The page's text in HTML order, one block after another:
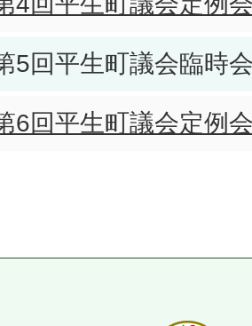
5回平生町議会臨時
6回平生町議会定例